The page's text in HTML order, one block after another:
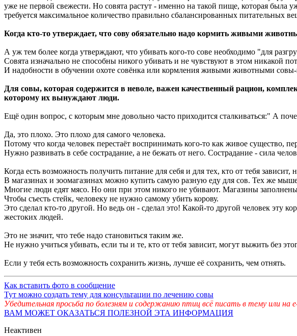
уже не первой свежести. Но совята растут - именно на такой пище, которая
требуется максимальное количество правильно сбалансированных питательных
Когда кто-то утверждает, что сову обязательно надо кормить живыми
А уж тем более когда утверждают, что убивать кого-то сове необходимо "для
Совята изначально не способны никого убивать и не чувствуют в этом никакой
И надобности в обучении охоте совёнка или кормления живыми животными
Для совы, которая содержится в неволе, важен качественный рацион,
которому их вынуждают люди.
Ещё один вопрос, с которым мне довольно часто приходится сталкиваться:" А
Да, это плохо. Это плохо для самого человека.
Потому что когда человек перестаёт воспринимать кого-то как живое существо,
Нужно развивать в себе сострадание, а не бежать от него. Сострадание - сила
Когда есть возможность получить питание для себя и для тех, кто от тебя
В магазинах и зоомагазинах можно купить самую разную еду для сов. Тех же
Многие люди едят мясо. Но они при этом никого не убивают. Магазины
Чтобы съесть стейк, человеку не нужно самому убить корову.
Это сделал кто-то другой. Но ведь он - сделал это! Какой-то другой человек
жестоких людей.
Это не значит, что тебе надо становиться таким же.
Не нужно учиться убивать, если ты и те, кто от тебя зависит, могут выжить без
Если у тебя есть возможность сохранить жизнь, лучше её сохранить, чем отнять.
Как вставить фото в сообщение
Тут можно создать тему для консультации по лечению совы
Убедительная просьба по болезням и содержанию птиц всё писать в тему
ВАМ МОЖЕТ ОКАЗАТЬСЯ ПОЛЕЗНОЙ ЭТА ИНФОРМАЦИЯ
Неактивен